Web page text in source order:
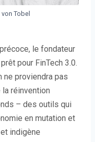
Tobel
le fondateur
pour FinTech 3.0.
ne proviendra pas
réinvention
– des outils qui
en mutation et
indigène